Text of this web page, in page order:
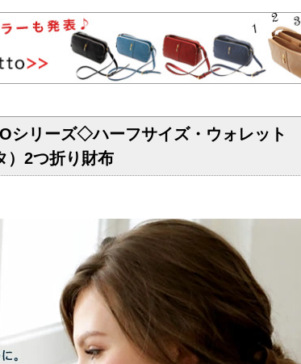
シリーズ◇ハーフサイズ・ウォレット
）2つ折り財布